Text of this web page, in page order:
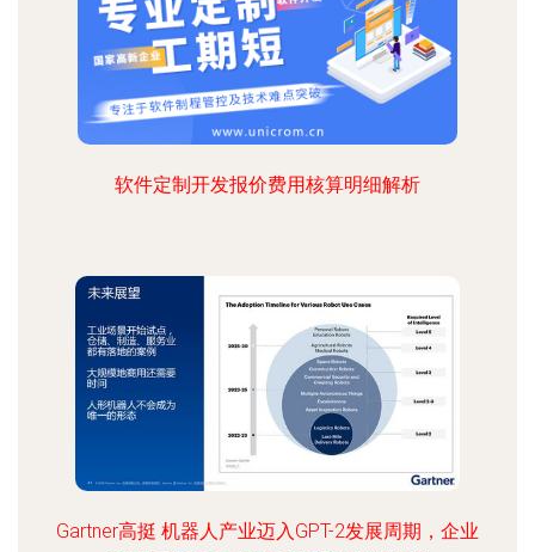
软件定制开发报价费用核算明细解析
Gartner高挺 机器人产业迈入GPT-2发展周期，企业